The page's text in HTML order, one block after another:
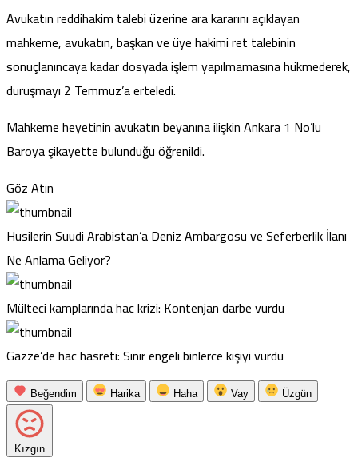
Avukatın reddihakim talebi üzerine ara kararını açıklayan
mahkeme, avukatın, başkan ve üye hakimi ret talebinin
sonuçlanıncaya kadar dosyada işlem yapılmamasına hükmederek,
duruşmayı 2 Temmuz’a erteledi.
Mahkeme heyetinin avukatın beyanına ilişkin Ankara 1 No’lu
Baroya şikayette bulunduğu öğrenildi.
Göz Atın
Husilerin Suudi Arabistan’a Deniz Ambargosu ve Seferberlik İlanı
Ne Anlama Geliyor?
Mülteci kamplarında hac krizi: Kontenjan darbe vurdu
Gazze’de hac hasreti: Sınır engeli binlerce kişiyi vurdu
Beğendim Harika Haha Vay Üzgün
Kızgın